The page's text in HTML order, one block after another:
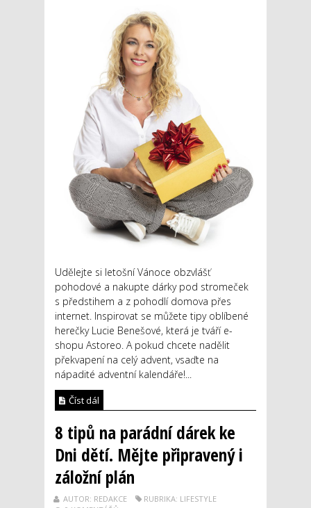
Udělejte si letošní Vánoce obzvlášť
pohodové a nakupte dárky pod stromeček
s předstihem a z pohodlí domova přes
internet. Inspirovat se můžete tipy oblíbené
herečky Lucie Benešové, která je tváří e-
shopu Astoreo. A pokud chcete nadělit
překvapení na celý advent, vsaďte na
nápadité adventní kalendáře!...
Číst dál
8 tipů na parádní dárek ke
Dni dětí. Mějte připravený i
záložní plán
AUTOR: REDAKCE
RUBRIKA: LIFESTYLE